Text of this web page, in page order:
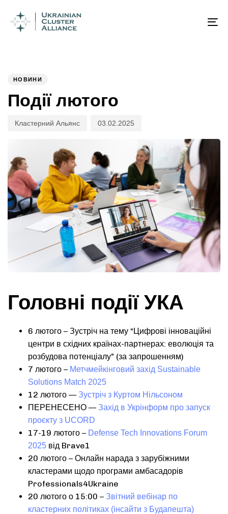
IN:
НОВИНИ
Події лютого
Кластерний Альянс
on:
03.02.2025
Головні події УКА
6 лютого – Зустріч на тему “Цифрові інноваційні
центри в східних країнах-партнерах: еволюція та
розбудова потенціалу” (за запрошенням)
7 лютого – Метчмейкінговий захід Sustainable
Solutions Match 2025
12 лютого — Зустріч з Куртом Нільсоном
ПЕРЕНЕСЕНО — Захід в Укрінформ про запуск
проєкту з UCORD
17-19 лютого – Defense Tech Innovations Forum
2025 від Brave1
20 лютого – Онлайн нарада з зарубіжними
кластерами щодо програми амбасадорів
Professionals4Ukraine
20 лютого о 15:00 – Звітний вебінар по
кластерних політиках (інсайти з Будапешта)